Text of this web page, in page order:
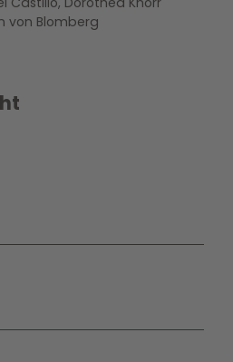
von Blomberg